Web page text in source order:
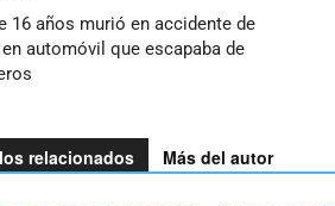
16 años murió en accidente de
automóvil que escapaba de
relacionados Más del autor